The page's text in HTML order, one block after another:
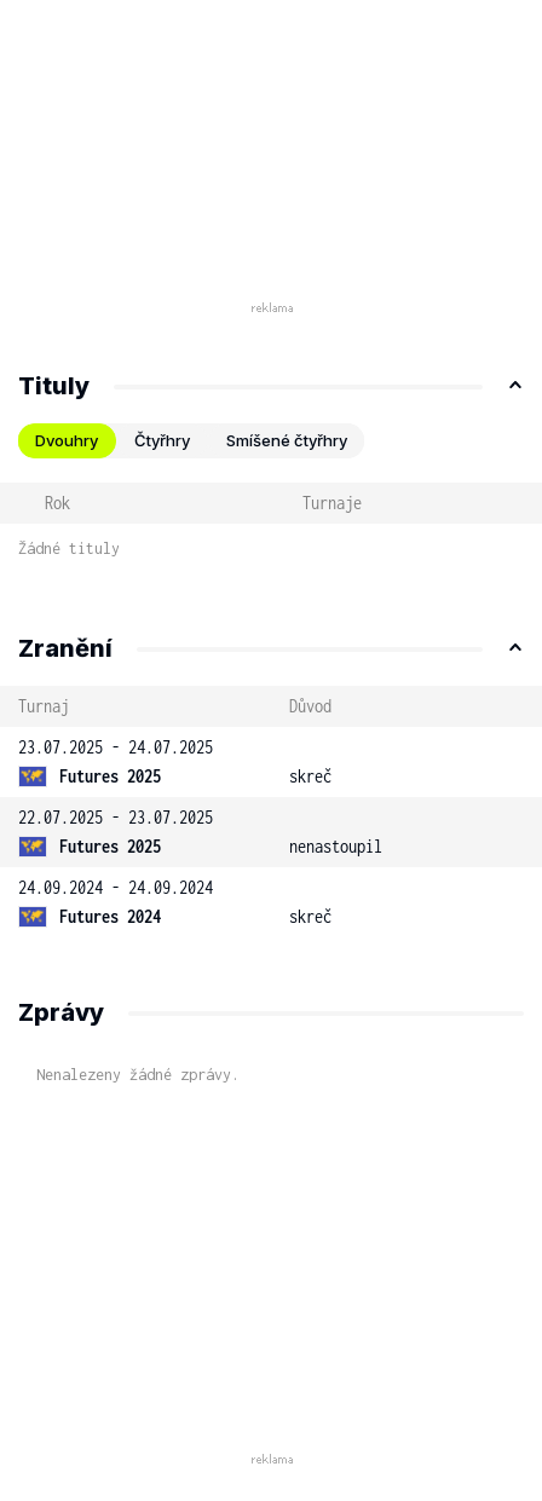
Tituly
Dvouhry Čtyřhry Smíšené čtyřhry
Rok Turnaje
Žádné tituly
Zranění
Turnaj
Důvod
23.07.2025 - 24.07.2025
Futures 2025
skreč
22.07.2025 - 23.07.2025
Futures 2025
nenastoupil
24.09.2024 - 24.09.2024
Futures 2024
skreč
Zprávy
Nenalezeny žádné zprávy.